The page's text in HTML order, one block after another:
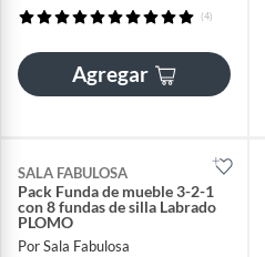
(4)
Agregar
SALA FABULOSA
Pack Funda de mueble 3-2-1
con 8 fundas de silla Labrado
PLOMO
Por Sala Fabulosa